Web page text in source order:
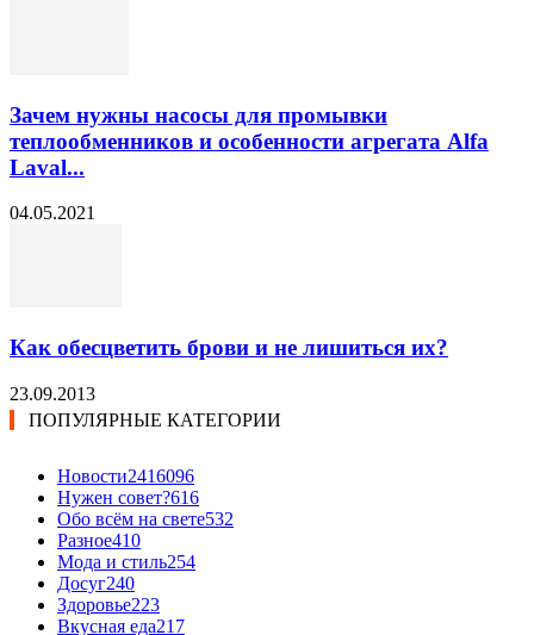
Зачем нужны насосы для промывки
теплообменников и особенности агрегата Alfa
Laval...
04.05.2021
Как обесцветить брови и не лишиться их?
23.09.2013
ПОПУЛЯРНЫЕ КАТЕГОРИИ
Новости2416096
Нужен совет?616
Обо всём на свете532
Разное410
Мода и стиль254
Досуг240
Здоровье223
Вкусная еда217